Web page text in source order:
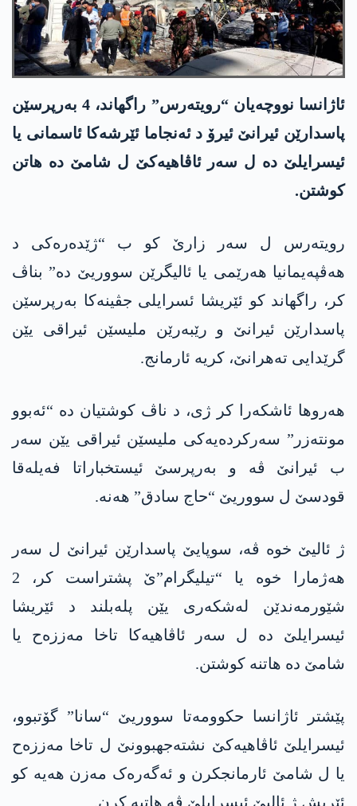
ئاژانسا نووچەیان “رویتەرس” راگھاند، 4 بەرپرسێن
پاسدارێن ئیرانێ ئیرۆ د ئەنجاما ئێرشەکا ئاسمانی یا
ئیسرایلێ دە ل سەر ئاڤاھیەکێ ل شامێ دە ھاتن
کوشتن.
رویتەرس ل سەر زارێ کو ب “ژێدەرەکی د
ھەڤپەیمانیا ھەرێمی یا ئالیگرێن سووریێ دە” بناڤ
کر، راگھاند کو ئێریشا ئسرایلی جڤینەکا بەرپرسێن
پاسدارێن ئیرانێ و رێبەرێن ملیسێن ئیراقی یێن
گرێدایی تەھرانێ، کریە ئارمانج.
ھەروھا ئاشکەرا کر ژی، د ناڤ کوشتیان دە “ئەبوو
مونتەزر” سەرکردەیەکی ملیسێن ئیراقی یێن سەر
ب ئیرانێ ڤە و بەرپرسێ ئیستخباراتا فەیلەقا
قودسێ ل سووریێ “حاج سادق” ھەنە.
ژ ئالیێ خوە ڤە، سوپایێ پاسدارێن ئیرانێ ل سەر
ھەژمارا خوە یا “تیلیگرام”ێ پشتراست کر، 2
شێورمەندێن لەشکەری یێن پلەبلند د ئێریشا
ئیسرایلێ دە ل سەر ئاڤاھیەکا تاخا مەززەح یا
شامێ دە ھاتنە کوشتن.
پێشتر ئاژانسا حکوومەتا سووریێ “سانا” گۆتبوو،
ئیسرایلێ ئاڤاھیەکێ نشتەجھبوونێ ل تاخا مەززەح
یا ل شامێ ئارمانجکرن و ئەگەرەک مەزن ھەیە کو
ئێریش ژ ئالیێ ئیسرایلێ ڤە ھاتبە کرن.